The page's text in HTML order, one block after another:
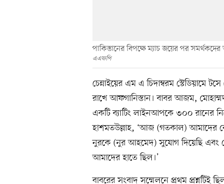
পাকিস্তানের বিপক্ষে ম্যাচ জয়ের পর
এএফপি
চেন্নাইয়ের এম এ চিদাম্বরম স্টেডিয়ামে
রাখে আফগানিস্তান। বাবর আজম,
একটি ব্যাটিং লাইনআপকে ৩০০ রানের
হাশমতউল্লাহ, ‘আজ (গতকাল) আমাদের
নুরকে (নুর আহমেদ) সুযোগ দিয়েছি এবং
আমাদের হাতে ছিল।’
বাবরের সংবাদ সম্মেলনে প্রথম প্রশ্নটিই